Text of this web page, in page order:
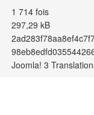
1 714 fois
297,29 kB
Joomla! 3